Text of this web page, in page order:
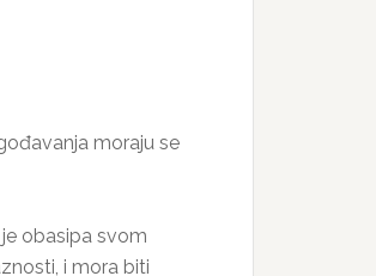
moraju se
obasipa svom
i mora biti